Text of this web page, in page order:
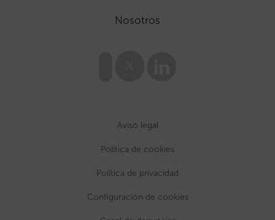
Nosotros
Aviso legal
Política de cookies
Política de privacidad
Configuración de cookies